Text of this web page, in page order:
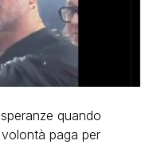
quando
paga per